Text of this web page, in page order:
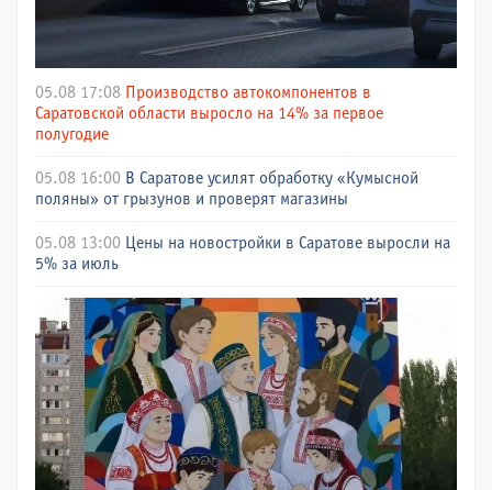
05.08 17:08 Производство автокомпонентов в
Саратовской области выросло на 14% за первое
полугодие
05.08 16:00 В Саратове усилят обработку «Кумысной
поляны» от грызунов и проверят магазины
05.08 13:00 Цены на новостройки в Саратове выросли на
5% за июль